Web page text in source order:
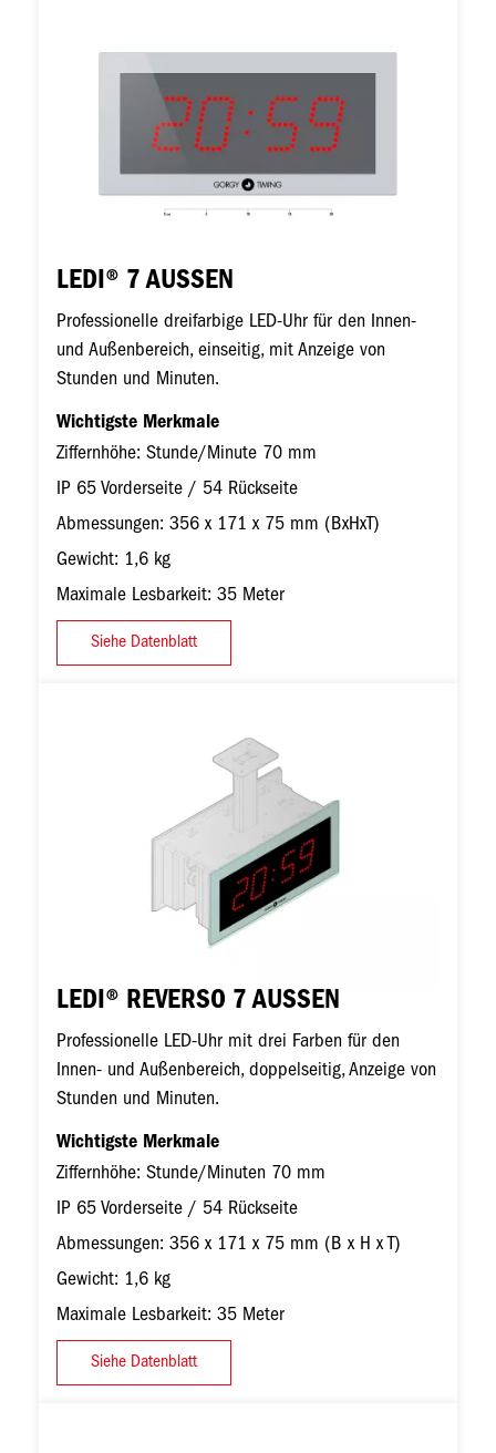
LEDI® 7 AUSSEN
Professionelle dreifarbige LED-Uhr für den Innen-
und Außenbereich, einseitig, mit Anzeige von
Stunden und Minuten.
Wichtigste Merkmale
Ziffernhöhe: Stunde/Minute 70 mm
IP 65 Vorderseite / 54 Rückseite
Abmessungen: 356 x 171 x 75 mm (BxHxT)
Gewicht: 1,6 kg
Maximale Lesbarkeit: 35 Meter
Siehe Datenblatt
LEDI® REVERSO 7 AUSSEN
Professionelle LED-Uhr mit drei Farben für den
Innen- und Außenbereich, doppelseitig, Anzeige von
Stunden und Minuten.
Wichtigste Merkmale
Ziffernhöhe: Stunde/Minuten 70 mm
IP 65 Vorderseite / 54 Rückseite
Abmessungen: 356 x 171 x 75 mm (B x H x T)
Gewicht: 1,6 kg
Maximale Lesbarkeit: 35 Meter
Siehe Datenblatt